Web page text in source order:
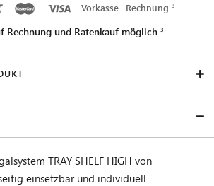
Vorkasse Rechnung
Rechnung und Ratenkauf möglich
TRAY SHELF HIGH von
einsetzbar und individuell